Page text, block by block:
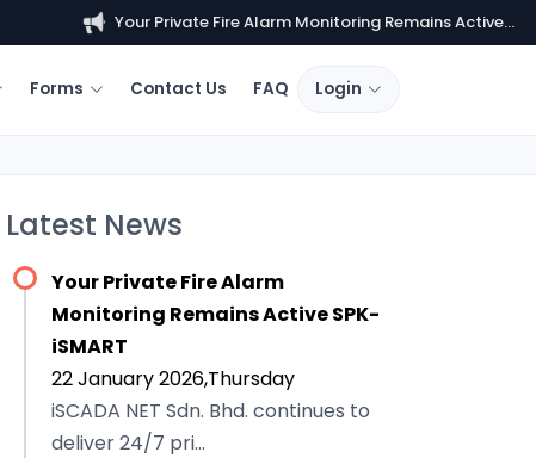
Your Private Fire Alarm Monitoring Remains Active...
Forms Contact Us FAQ Login
Latest News
Your Private Fire Alarm
Monitoring Remains Active SPK-
iSMART
22 January 2026,Thursday
iSCADA NET Sdn. Bhd. continues to
deliver 24/7 pri...